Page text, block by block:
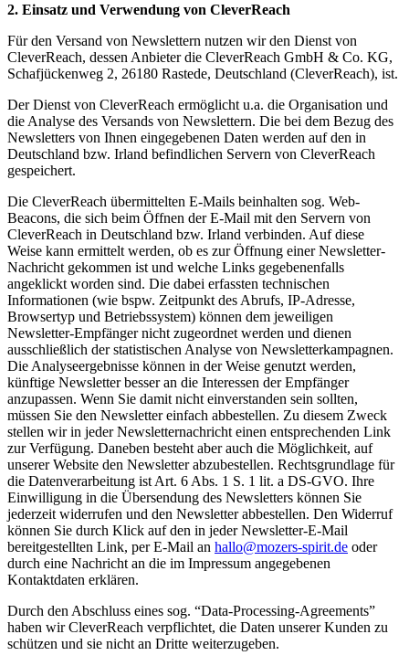
2. Einsatz und Verwendung von CleverReach
Für den Versand von Newslettern nutzen wir den Dienst von
CleverReach, dessen Anbieter die CleverReach GmbH & Co. KG,
Schafjückenweg 2, 26180 Rastede, Deutschland (CleverReach), ist.
Der Dienst von CleverReach ermöglicht u.a. die Organisation und
die Analyse des Versands von Newslettern. Die bei dem Bezug des
Newsletters von Ihnen eingegebenen Daten werden auf den in
Deutschland bzw. Irland befindlichen Servern von CleverReach
gespeichert.
Die CleverReach übermittelten E-Mails beinhalten sog. Web-
Beacons, die sich beim Öffnen der E-Mail mit den Servern von
CleverReach in Deutschland bzw. Irland verbinden. Auf diese
Weise kann ermittelt werden, ob es zur Öffnung einer Newsletter-
Nachricht gekommen ist und welche Links gegebenenfalls
angeklickt worden sind. Die dabei erfassten technischen
Informationen (wie bspw. Zeitpunkt des Abrufs, IP-Adresse,
Browsertyp und Betriebssystem) können dem jeweiligen
Newsletter-Empfänger nicht zugeordnet werden und dienen
ausschließlich der statistischen Analyse von Newsletterkampagnen.
Die Analyseergebnisse können in der Weise genutzt werden,
künftige Newsletter besser an die Interessen der Empfänger
anzupassen. Wenn Sie damit nicht einverstanden sein sollten,
müssen Sie den Newsletter einfach abbestellen. Zu diesem Zweck
stellen wir in jeder Newsletternachricht einen entsprechenden Link
zur Verfügung. Daneben besteht aber auch die Möglichkeit, auf
unserer Website den Newsletter abzubestellen. Rechtsgrundlage für
die Datenverarbeitung ist Art. 6 Abs. 1 S. 1 lit. a DS-GVO. Ihre
Einwilligung in die Übersendung des Newsletters können Sie
jederzeit widerrufen und den Newsletter abbestellen. Den Widerruf
können Sie durch Klick auf den in jeder Newsletter-E-Mail
bereitgestellten Link, per E-Mail an hallo@mozers-spirit.de oder
durch eine Nachricht an die im Impressum angegebenen
Kontaktdaten erklären.
Durch den Abschluss eines sog. “Data-Processing-Agreements”
haben wir CleverReach verpflichtet, die Daten unserer Kunden zu
schützen und sie nicht an Dritte weiterzugeben.